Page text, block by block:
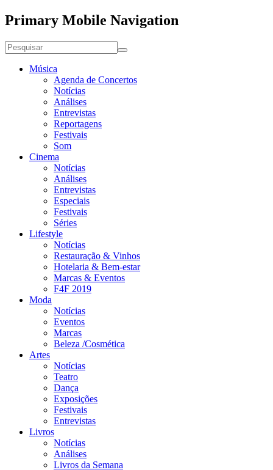
Primary Mobile Navigation
Música
Agenda de Concertos
Notícias
Análises
Entrevistas
Reportagens
Festivais
Som
Cinema
Notícias
Análises
Entrevistas
Especiais
Festivais
Séries
Lifestyle
Notícias
Restauração & Vinhos
Hotelaria & Bem-estar
Marcas & Eventos
F4F 2019
Moda
Notícias
Eventos
Marcas
Beleza /Cosmética
Artes
Notícias
Teatro
Dança
Exposições
Festivais
Entrevistas
Livros
Notícias
Análises
Livros da Semana